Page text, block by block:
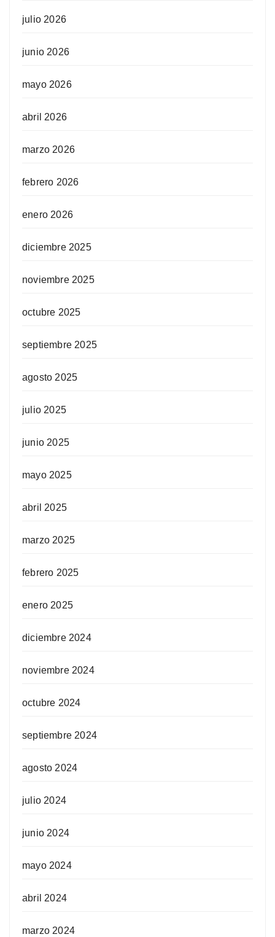
julio 2026
junio 2026
mayo 2026
abril 2026
marzo 2026
febrero 2026
enero 2026
diciembre 2025
noviembre 2025
octubre 2025
septiembre 2025
agosto 2025
julio 2025
junio 2025
mayo 2025
abril 2025
marzo 2025
febrero 2025
enero 2025
diciembre 2024
noviembre 2024
octubre 2024
septiembre 2024
agosto 2024
julio 2024
junio 2024
mayo 2024
abril 2024
marzo 2024